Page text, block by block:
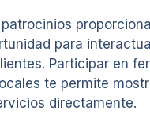
para
Participar en
te permite
directamente.